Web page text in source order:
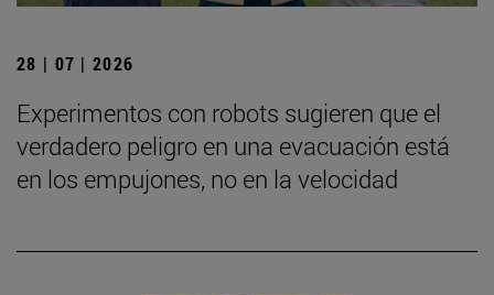
28 | 07 | 2026
Experimentos con robots sugieren que el
verdadero peligro en una evacuación está
en los empujones, no en la velocidad